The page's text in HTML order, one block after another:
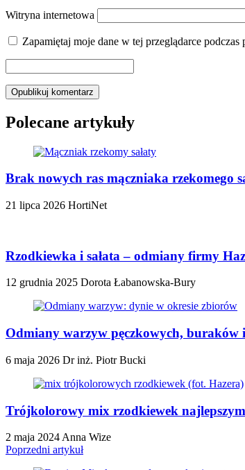
Witryna internetowa
Zapamiętaj moje dane w tej przeglądarce
Polecane artykuły
Brak nowych ras mączniaka rzekomego
21 lipca 2026 HortiNet
Rzodkiewka i sałata – odmiany firmy
12 grudnia 2025 Dorota Łabanowska-Bury
Odmiany warzyw pęczkowych, buraków
6 maja 2026 Dr inż. Piotr Bucki
Trójkolorowy mix rzodkiewek
2 maja 2024 Anna Wize
Poprzedni artykuł